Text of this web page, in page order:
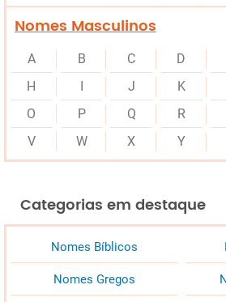
Nomes Masculinos
A B C D
H
J K
O
P Q R
V
W X Y
Categorias em destaque
Nomes Bíblicos
Nomes Gregos